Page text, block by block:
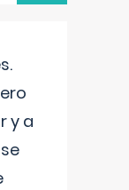
y a